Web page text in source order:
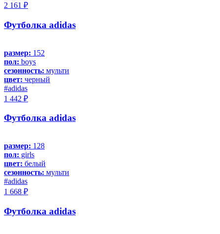
2 161 ₽
Футболка adidas
размер: 152
пол: boys
сезонность: мульти
цвет: черный
#adidas
1 442 ₽
Футболка adidas
размер: 128
пол: girls
цвет: белый
сезонность: мульти
#adidas
1 668 ₽
Футболка adidas